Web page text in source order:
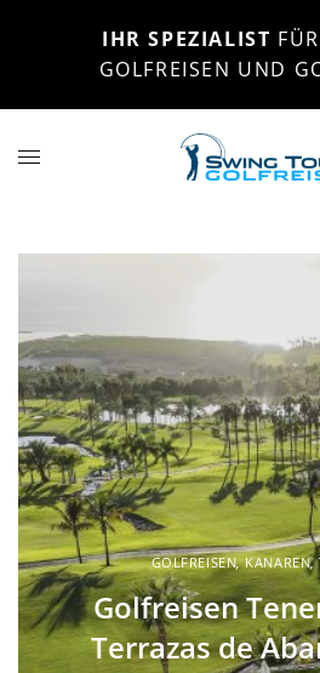
IHR SPEZIALIST
GOLFREISEN UND
GOLFREISEN,KANAREN,
Golfreisen
Terrazas de